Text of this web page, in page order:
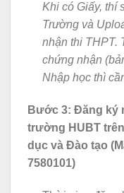
Khi có Giấy, thí
Trường và
nhận thi THPT.
chứng nhận
Nhập học thì
Bước 3: Đăng ký
trường HUBT
dục và Đào tạo
7580101)